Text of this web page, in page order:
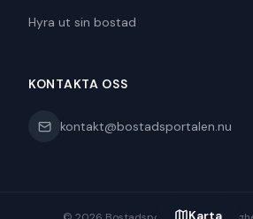
Karta
Hyra ut sin bostad
KONTAKTA OSS
kontakt@bostadsportalen.nu